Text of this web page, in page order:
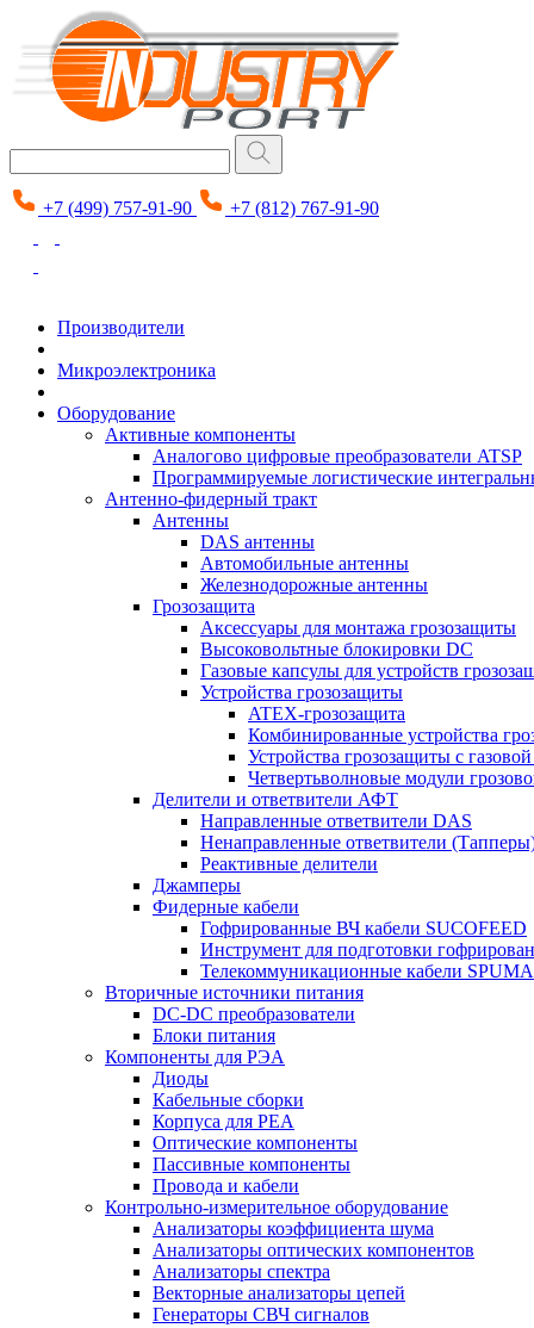
+7 (499) 757-91-90 +7 (812) 767-91-90
Производители
Микроэлектроника
Оборудование
Активные компоненты
Аналогово цифровые преобразователи ATSP
Программируемые логистические
Антенно-фидерный тракт
Антенны
DAS антенны
Автомобильные антенны
Железнодорожные антенны
Грозозащита
Аксессуары для монтажа грозозащиты
Высоковольтные блокировки DC
Газовые капсулы для устройств
Устройства грозозащиты
ATEX-грозозащита
Комбинированные устройства
Устройства грозозащиты с
Четвертьволновые модули
Делители и ответвители АФТ
Направленные ответвители DAS
Ненаправленные ответвители
Реактивные делители
Джамперы
Фидерные кабели
Гофрированные ВЧ кабели SUCOFEED
Инструмент для подготовки
Телекоммуникационные кабели SPUMA
Вторичные источники питания
DC-DC преобразователи
Блоки питания
Компоненты для РЭА
Диоды
Кабельные сборки
Корпуса для РЕА
Оптические компоненты
Пассивные компоненты
Провода и кабели
Контрольно-измерительное оборудование
Анализаторы коэффициента шума
Анализаторы оптических компонентов
Анализаторы спектра
Векторные анализаторы цепей
Генераторы СВЧ сигналов